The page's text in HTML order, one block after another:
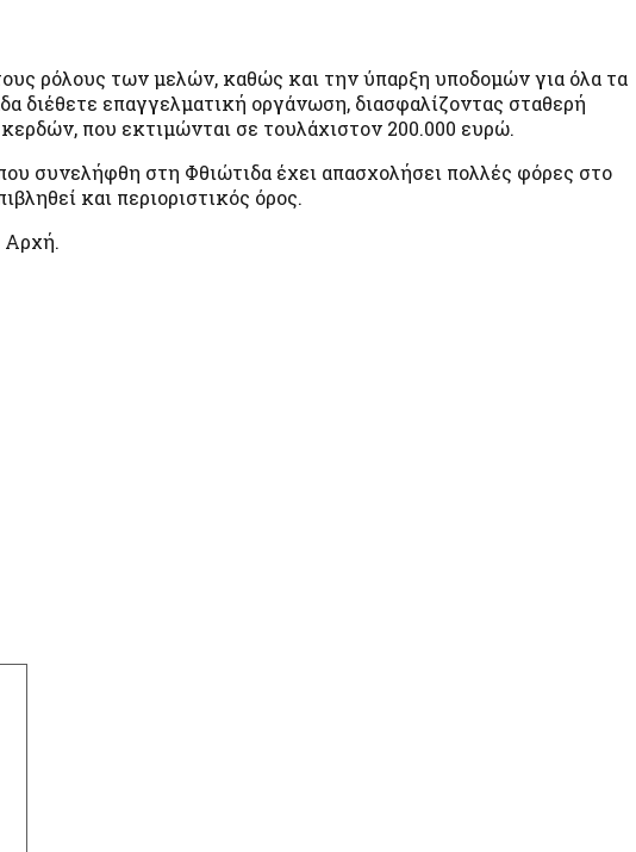
ρόλους των μελών, καθώς και την ύπαρξη υποδομών για όλα τα
διέθετε επαγγελματική οργάνωση, διασφαλίζοντας σταθερή
που εκτιμώνται σε τουλάχιστον 200.000 ευρώ.
συνελήφθη στη Φθιώτιδα έχει απασχολήσει πολλές φόρες στο
και περιοριστικός όρος.
Αρχή.